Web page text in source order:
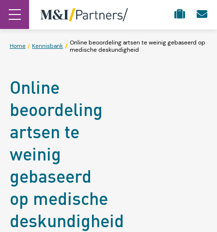
Home Kennisbank
Online beoordeling artsen te weinig gebaseerd op
medische deskundigheid
Online
beoordeling
artsen te
weinig
gebaseerd
op medische
deskundigheid